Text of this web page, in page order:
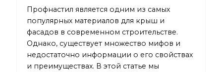
Профнастил является одним из самых
популярных материалов для крыш и
фасадов в современном строительстве.
Однако, существует множество мифов и
недостаточно информации о его свойствах
и преимуществах. В этой статье мы